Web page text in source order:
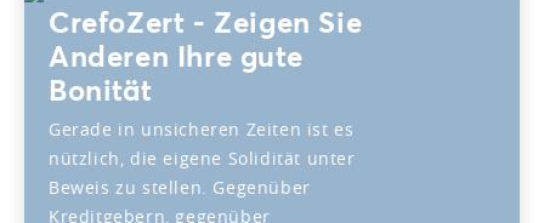
CrefoZert - Zeigen Sie
Anderen Ihre gute
Bonität
Gerade in unsicheren Zeiten ist es
nützlich, die eigene Solidität unter
Beweis zu stellen. Gegenüber
Kreditgebern, gegenüber